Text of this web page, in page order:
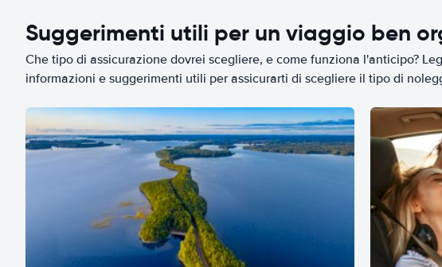
Suggerimenti utili per un viaggio ben
Che tipo di assicurazione dovrei scegliere, e come funziona l'anticipo?
informazioni e suggerimenti utili per assicurarti di scegliere il tipo di